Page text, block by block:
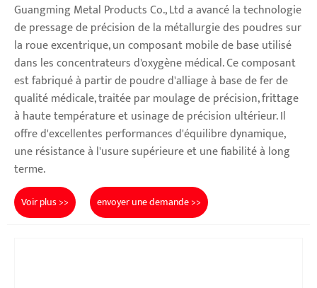
Guangming Metal Products Co., Ltd a avancé la technologie
de pressage de précision de la métallurgie des poudres sur
la roue excentrique, un composant mobile de base utilisé
dans les concentrateurs d'oxygène médical. Ce composant
est fabriqué à partir de poudre d'alliage à base de fer de
qualité médicale, traitée par moulage de précision, frittage
à haute température et usinage de précision ultérieur. Il
offre d'excellentes performances d'équilibre dynamique,
une résistance à l'usure supérieure et une fiabilité à long
terme.
Voir plus >> envoyer une demande >>